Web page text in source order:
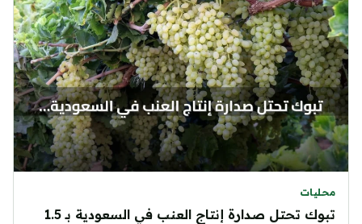
محليات
تبوك تحتل صدارة إنتاج العنب في السعودية بـ 1.5